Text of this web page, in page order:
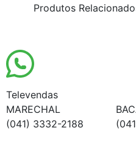
Produtos
Televendas
MARECHAL
(041) 3332-2188